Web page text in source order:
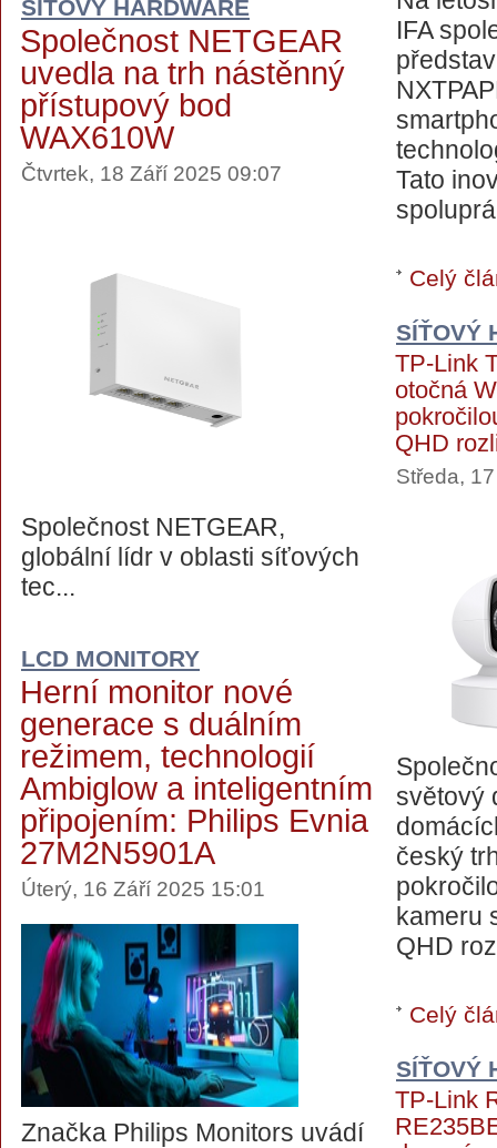
SÍŤOVÝ HARDWARE
Společnost NETGEAR
uvedla na trh nástěnný
přístupový bod
WAX610W
Čtvrtek, 18 Září 2025 09:07
Společnost NETGEAR,
globální lídr v oblasti síťových
tec...
LCD MONITORY
Herní monitor nové
generace s duálním
režimem, technologií
Ambiglow a inteligentním
připojením: Philips Evnia
27M2N5901A
Úterý, 16 Září 2025 15:01
Značka Philips Monitors uvádí
IFA
Tato
Celý
SÍŤOVÝ
TP-Link
otočná
QHD
Středa,
světový
český
kameru
QHD
Celý
SÍŤOVÝ
TP-Link